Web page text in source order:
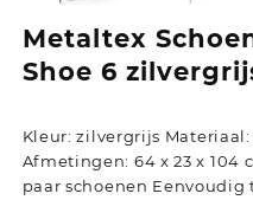
Metaltex
Shoe 6
Kleur: zilvergrijs
Afmetingen: 64 x 23 x 104
paar schoenen